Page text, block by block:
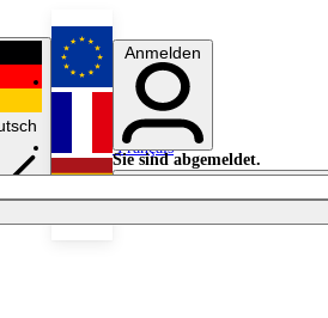
English
Français
Anmelden
Sie sind abgemeldet.
Anmelden
Licht aus